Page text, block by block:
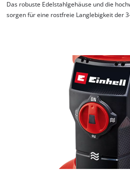
Das robuste Edelstahlgehäuse und die
sorgen für eine rostfreie Langlebigkeit der